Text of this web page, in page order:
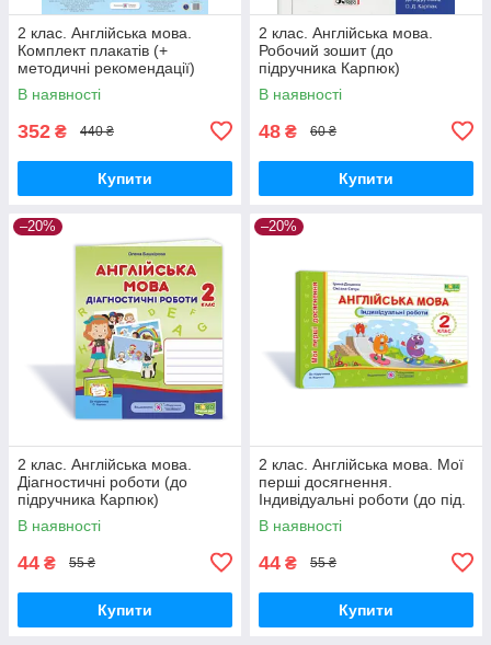
2 клас. Англійська мова.
Комплект плакатів (+
методичні рекомендації)
Косован О. ПіП
В наявності
352 ₴ 440 ₴
Купити
2 клас. Англійська мова.
Робочий зошит (до
підручника Карпюк)
Крамських С. В. Літера
В наявності
48 ₴ 60 ₴
Купити
–20%
2 клас. Англійська мова.
Діагностичні роботи (до
підручника Карпюк)
Башкірова О. Підручники і
посібники
В наявності
44 ₴ 55 ₴
Купити
–20%
2 клас. Англійська мова. Мої
перші досягнення.
Індивідуальні роботи (до під.
Карпюк) Доценко І.Євчук О.
ПіП
В наявності
44 ₴ 55 ₴
Купити